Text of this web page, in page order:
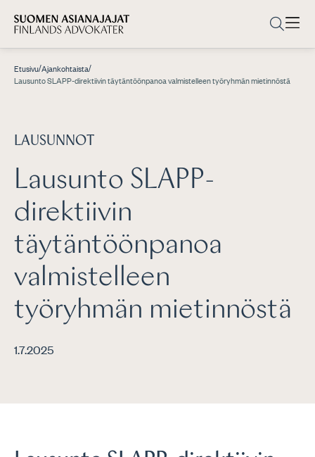
Etusivu/Ajankohtaista/
Lausunto SLAPP-direktiivin täytäntöönpanoa valmistelleen työryhmän mietinnöstä
LAUSUNNOT
Lausunto SLAPP-
direktiivin
täytäntöönpanoa
valmistelleen
työryhmän mietinnöstä
1.7.2025